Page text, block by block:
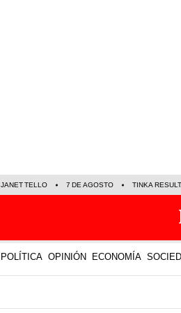
JANET TELLO 7 DE AGOSTO TINKA
POLÍTICA OPINIÓN ECONOMÍA